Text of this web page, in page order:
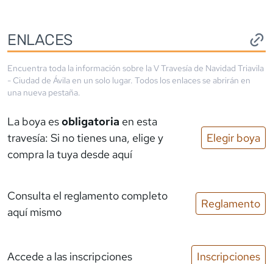
ENLACES
Encuentra toda la información sobre laV Travesía de Navidad Triavila
- Ciudad de Ávila en un solo lugar. Todos los enlaces se abrirán en
una nueva pestaña.
La boya esobligatoria en esta
travesía: Si no tienes una, elige y
compra la tuya desde aquí
Elegir boya
Consulta el reglamento completo
aquí mismo
Reglamento
Accede a las inscripciones Inscripciones